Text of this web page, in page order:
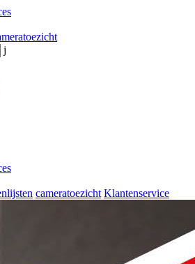
j
cameratoezicht Klantenservice